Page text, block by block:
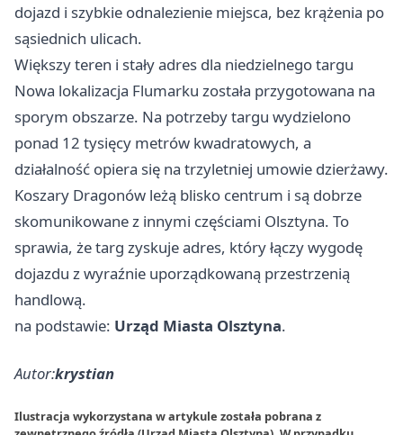
dojazd i szybkie odnalezienie miejsca, bez krążenia po
sąsiednich ulicach.
Większy teren i stały adres dla niedzielnego targu
Nowa lokalizacja Flumarku została przygotowana na
sporym obszarze. Na potrzeby targu wydzielono
ponad 12 tysięcy metrów kwadratowych, a
działalność opiera się na trzyletniej umowie dzierżawy.
Koszary Dragonów leżą blisko centrum i są dobrze
skomunikowane z innymi częściami Olsztyna. To
sprawia, że targ zyskuje adres, który łączy wygodę
dojazdu z wyraźnie uporządkowaną przestrzenią
handlową.
na podstawie: Urząd Miasta Olsztyna.
Autor:krystian
Ilustracja wykorzystana w artykule została pobrana z